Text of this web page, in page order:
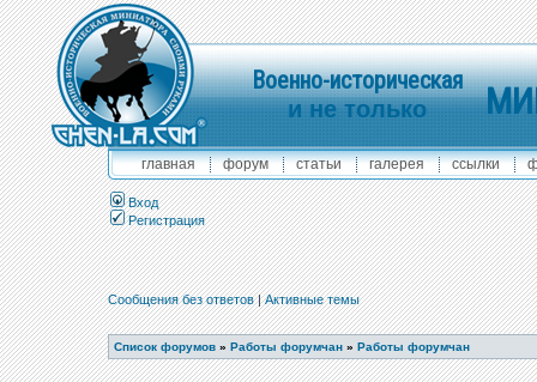
Военно-историческая
и не только
главная форум статьи галерея ссылки
Вход
Регистрация
Сообщения без ответов|Активные темы
Список форумов » Работы форумчан » Работы форумчан